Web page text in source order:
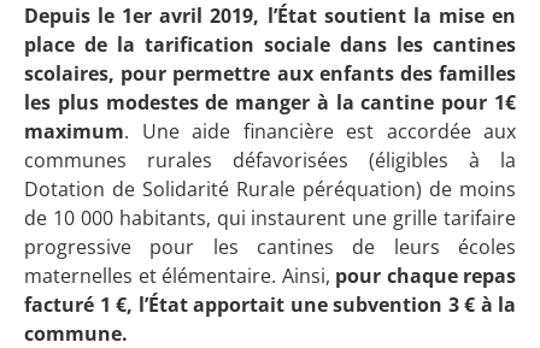
Depuis le 1er avril 2019, l’État soutient la mise en
place de la tarification sociale dans les cantines
scolaires, pour permettre aux enfants des familles
les plus modestes de manger à la cantine pour 1€
maximum. Une aide financière est accordée aux
communes rurales défavorisées (éligibles à la
Dotation de Solidarité Rurale péréquation) de moins
de 10 000 habitants, qui instaurent une grille tarifaire
progressive pour les cantines de leurs écoles
maternelles et élémentaire. Ainsi, pour chaque repas
facturé 1 €, l’État apportait une subvention 3 € à la
commune.